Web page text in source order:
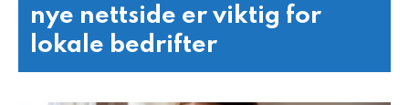
nye nettside er viktig for
lokale bedrifter